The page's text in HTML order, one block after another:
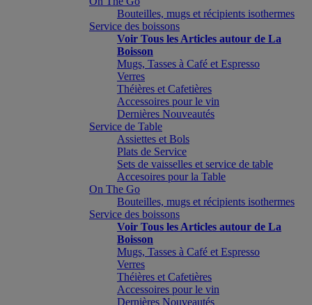
Bouteilles, mugs et récipients isothermes
Service des boissons
Voir Tous les Articles autour de La
Boisson
Mugs, Tasses à Café et Espresso
Verres
Théières et Cafetières
Accessoires pour le vin
Dernières Nouveautés
Service de Table
Assiettes et Bols
Plats de Service
Sets de vaisselles et service de table
Accesoires pour la Table
On The Go
Bouteilles, mugs et récipients isothermes
Service des boissons
Voir Tous les Articles autour de La
Boisson
Mugs, Tasses à Café et Espresso
Verres
Théières et Cafetières
Accessoires pour le vin
Dernières Nouveautés